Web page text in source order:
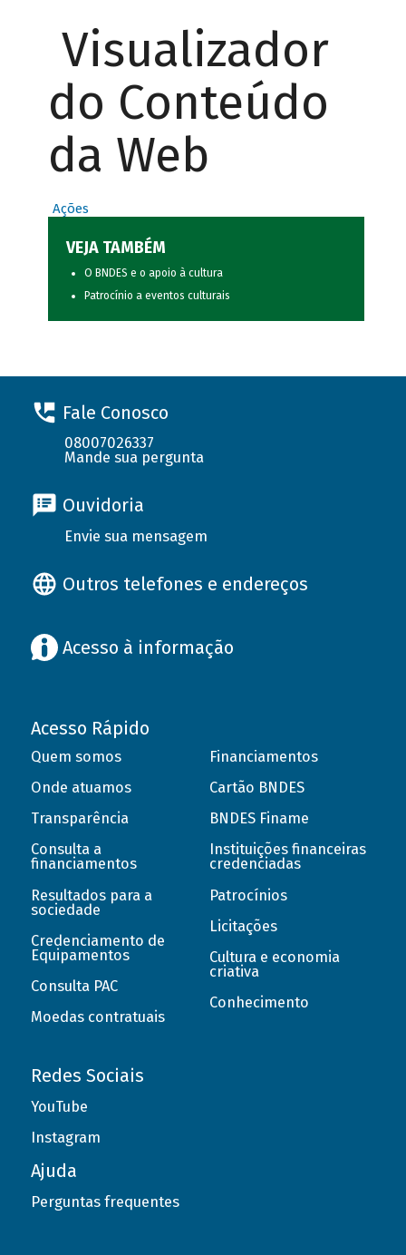
Visualizador
do Conteúdo
da Web
Ações
VEJA TAMBÉM
O BNDES e o apoio à cultura
Patrocínio a eventos culturais
Fale Conosco
08007026337
Mande sua pergunta
Ouvidoria
Envie sua mensagem
Outros telefones e endereços
Acesso à informação
Acesso Rápido
Quem somos
Onde atuamos
Transparência
Consulta a
financiamentos
Resultados para a
sociedade
Credenciamento de
Equipamentos
Consulta PAC
Moedas contratuais
Financiamentos
Cartão BNDES
BNDES Finame
Instituições financeiras
credenciadas
Patrocínios
Licitações
Cultura e economia
criativa
Conhecimento
Redes Sociais
YouTube
Instagram
Ajuda
Perguntas frequentes